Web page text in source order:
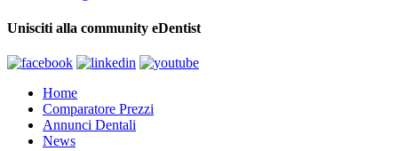
Unisciti alla community eDentist
Home
Comparatore Prezzi
Annunci Dentali
News